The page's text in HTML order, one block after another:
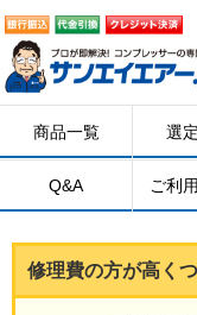
商品一覧 選
Q&A ご利
修理費の方が高く